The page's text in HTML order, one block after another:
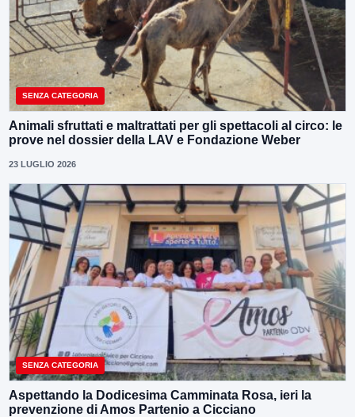
SENZA CATEGORIA
Animali sfruttati e maltrattati per gli spettacoli al circo: le
prove nel dossier della LAV e Fondazione Weber
23 LUGLIO 2026
SENZA CATEGORIA
Aspettando la Dodicesima Camminata Rosa, ieri la
prevenzione di Amos Partenio a Cicciano